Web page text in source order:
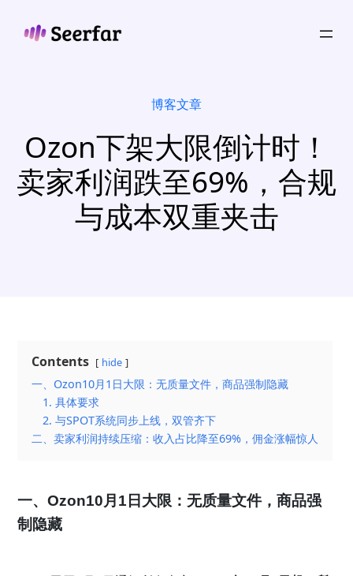
博客文章
Ozon下架大限倒计时！
卖家利润跌至69%，合规
与成本双重夹击
Contents hide
一、Ozon10月1日大限：无质量文件，商品强制隐藏
1. 具体要求
2. 与SPOT系统同步上线，双管齐下
二、卖家利润持续压缩：收入占比降至69%，佣金涨幅惊人
一、Ozon10月1日大限： 无质量文件，商品强
制隐藏